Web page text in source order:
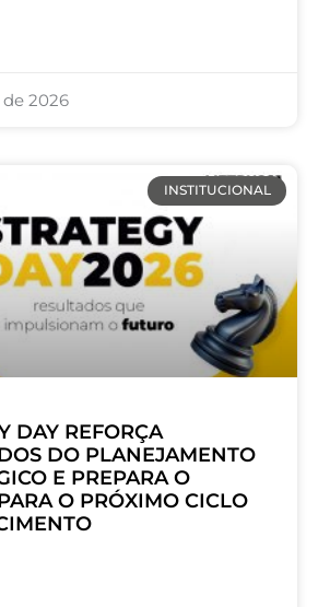
2026
INSTITUCIONAL
DAY REFORÇA
DO PLANEJAMENTO
E PREPARA O
O PRÓXIMO CICLO